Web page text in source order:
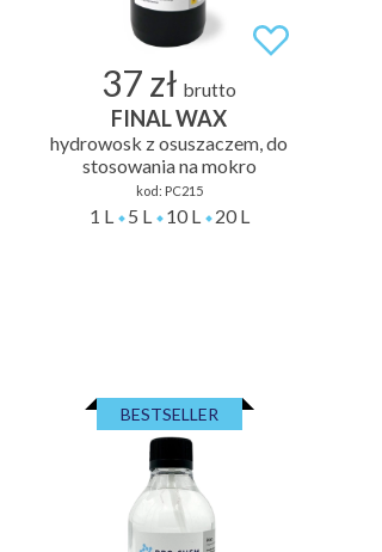
37 zł brutto
FINAL WAX
hydrowosk z osuszaczem, do
stosowania na mokro
kod: PC215
1 L 5 L 10 L 20 L
BESTSELLER